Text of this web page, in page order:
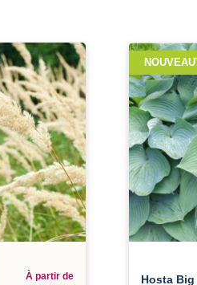
À partir de Hosta Big